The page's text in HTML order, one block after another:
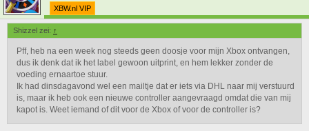
XBW.nl VIP
Shizzel zei: ↑
Pff, heb na een week nog steeds geen doosje voor mijn Xbox ontvangen,
dus ik denk dat ik het label gewoon uitprint, en hem lekker zonder de
voeding ernaartoe stuur.
Ik had dinsdagavond wel een mailtje dat er iets via DHL naar mij verstuurd
is, maar ik heb ook een nieuwe controller aangevraagd omdat die van mij
kapot is. Weet iemand of dit voor de Xbox of voor de controller is?